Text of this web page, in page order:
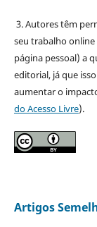
3. Autores têm
seu trabalho
página pessoal) a
editorial, já que
aumentar o
do Acesso Livre).
Artigos